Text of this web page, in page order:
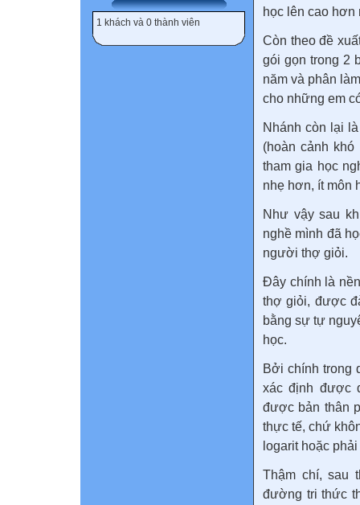
1 khách và 0 thành viên
học lên cao hơn
Còn theo đề
gói gọn trong 2
năm và phân
cho những em
Nhánh còn lại
(hoàn cảnh
tham gia học
nhẹ hơn, ít môn
Như vậy sau
nghề mình đã
người thợ giỏi.
Đây chính là
thợ giỏi, được
bằng sự tự
học.
Bởi chính trong
xác định được
được bản thân
thực tế, chứ
logarit hoặc
Thậm chí, sau
đường tri thức